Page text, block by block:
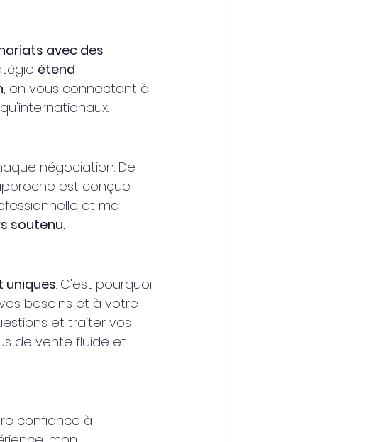
avec des
étend
, en vous connectant à
négociation. De
est conçue
et ma
soutenu.
uniques. C'est pourquoi
besoins et à votre
et traiter vos
de vente fluide et
confiance à